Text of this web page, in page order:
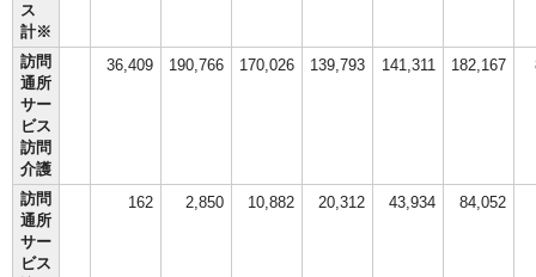
ス
計※
訪問
通所
サー
ビス
訪問
介護
36,409 190,766 170,026 139,793 141,311 182,167
訪問
通所
サー
ビス
162 2,850 10,882 20,312 43,934 84,052